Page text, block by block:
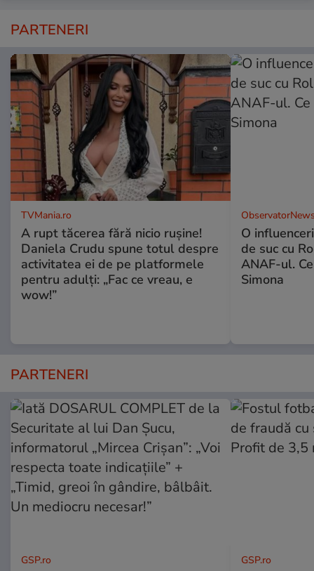
PARTENERI
TVMania.ro
A rupt tăcerea fără nicio rușine!
Daniela Crudu spune totul despre
activitatea ei de pe platformele
pentru adulți: „Fac ce vreau, e
wow!”
O
de suc cu
ANAF-ul.
Simona
PARTENERI
GSP.ro GSP.ro